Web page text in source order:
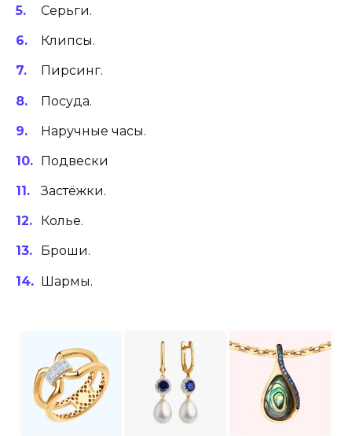
Серьги.
Клипсы.
Пирсинг.
Посуда.
Наручные часы.
Подвески
Застёжки.
Колье.
Броши.
Шармы.